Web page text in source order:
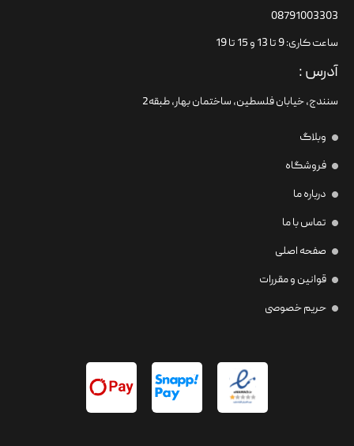
08791003303
ساعت کاری: 9 تا 13 و 15 تا 19
آدرس :
سنندج، خیابان فلسطین،‌ ساختمان بهار، طبقه2
وبلاگ
فروشگاه
درباره ما
تماس با ما
صفحه اصلی
قوانین و مقررات
حریم خصوصی